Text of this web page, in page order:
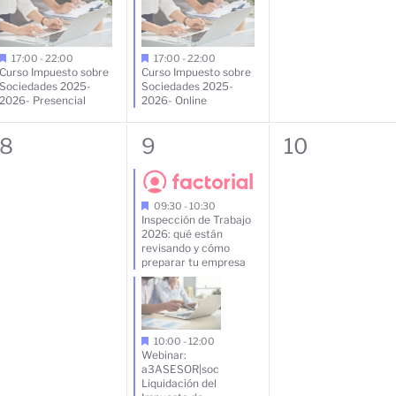
17:00 -22:00
Curso Impuesto sobre
Sociedades 2025-
2026- Presencial
17:00 -22:00
Curso Impuesto sobre
Sociedades 2025-
2026- Online
0
8
2
eventos,
9
09:30 -10:30
Inspección de Trabajo
2026: qué están
revisando y cómo
preparar tu empresa
10:00 -12:00
Webinar:
a3ASESOR|soc
Liquidación del
0
10